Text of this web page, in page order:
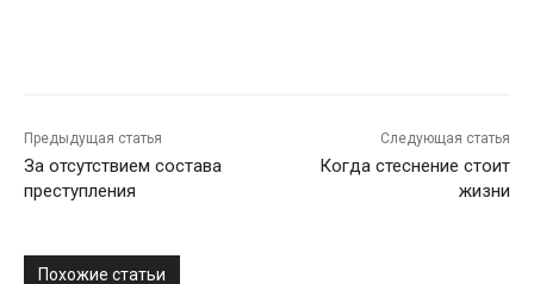
Предыдущая статья
За отсутствием состава
преступления
Следующая статья
Когда стеснение стоит
жизни
Похожие статьи